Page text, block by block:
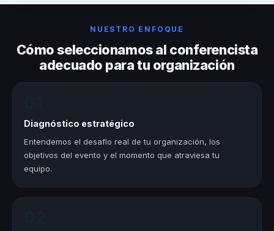
NUESTRO ENFOQUE
Cómo seleccionamos al conferencista
adecuado para tu organización
Diagnóstico estratégico
Entendemos el desafío real de tu organización, los
objetivos del evento y el momento que atraviesa tu
equipo.